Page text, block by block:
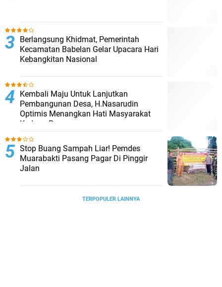
Berlangsung Khidmat, Pemerintah
Kecamatan Babelan Gelar Upacara Hari
Kebangkitan Nasional
Kembali Maju Untuk Lanjutkan
Pembangunan Desa, H.Nasarudin
Optimis Menangkan Hati Masyarakat
Kedung Pengawas
Stop Buang Sampah Liar! Pemdes
Muarabakti Pasang Pagar Di Pinggir
Jalan
TERPOPULER LAINNYA